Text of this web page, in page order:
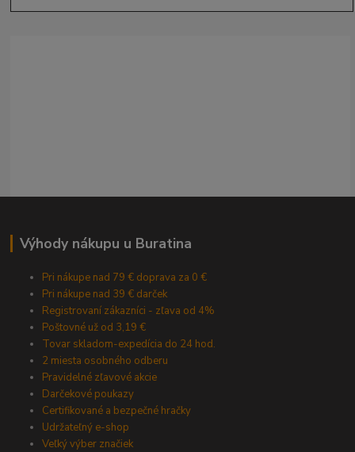
Výhody nákupu u Buratina
Pri nákupe nad 79 € doprava za 0 €
Pri nákupe nad 39 € darček
Registrovaní zákazníci - zľava od 4%
Poštovné už od 3,19 €
Tovar skladom-expedícia do 24 hod.
2 miesta osobného odberu
Pravidelné zľavové akcie
Darčekové poukazy
Certifikované a bezpečné hračky
Udržateľný e-shop
Veľký výber značiek